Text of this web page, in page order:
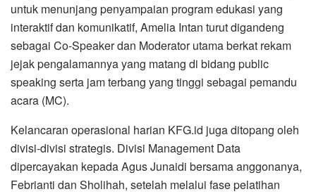
untuk menunjang penyampaian program edukasi yang
interaktif dan komunikatif, Amelia Intan turut digandeng
sebagai Co-Speaker dan Moderator utama berkat rekam
jejak pengalamannya yang matang di bidang public
speaking serta jam terbang yang tinggi sebagai pemandu
acara (MC).
​Kelancaran operasional harian KFG.id juga ditopang oleh
divisi-divisi strategis. Divisi Management Data
dipercayakan kepada Agus Junaidi bersama anggonanya,
Febrianti dan Sholihah, setelah melalui fase pelatihan